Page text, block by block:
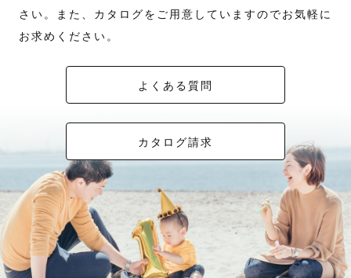
さい。また、カタログをご用意していますのでお気軽に
お求めください。
よくある質問
カタログ請求